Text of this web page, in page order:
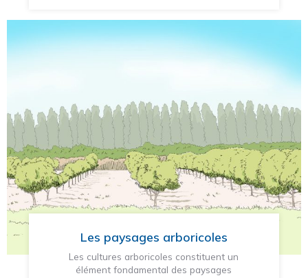
Les paysages arboricoles
Les cultures arboricoles constituent un
élément fondamental des paysages